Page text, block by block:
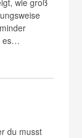
wie groß
es…
du musst